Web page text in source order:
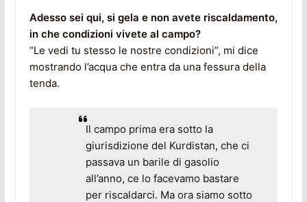
Adesso sei qui, si gela e non avete riscaldamento,
in che condizioni vivete al campo?
“Le vedi tu stesso le nostre condizioni”, mi dice
mostrando l’acqua che entra da una fessura della
tenda.
Il campo prima era sotto la
giurisdizione del Kurdistan, che ci
passava un barile di gasolio
all’anno, ce lo facevamo bastare
per riscaldarci. Ma ora siamo sotto